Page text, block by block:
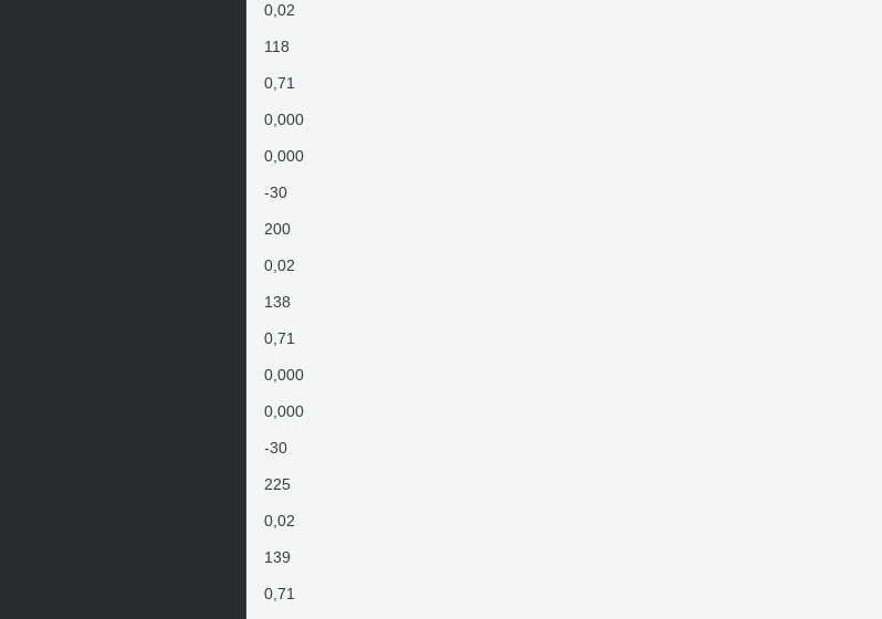
0,02
118
0,71
0,000
0,000
-30
200
0,02
138
0,71
0,000
0,000
-30
225
0,02
139
0,71